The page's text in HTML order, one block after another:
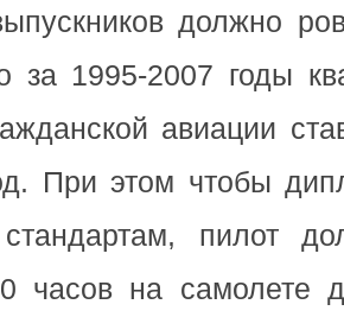
должно
за 1995-2007 годы
авиации
При этом чтобы
пилот
часов на самолете